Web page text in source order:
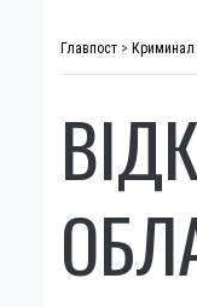
Главпост > Криминал